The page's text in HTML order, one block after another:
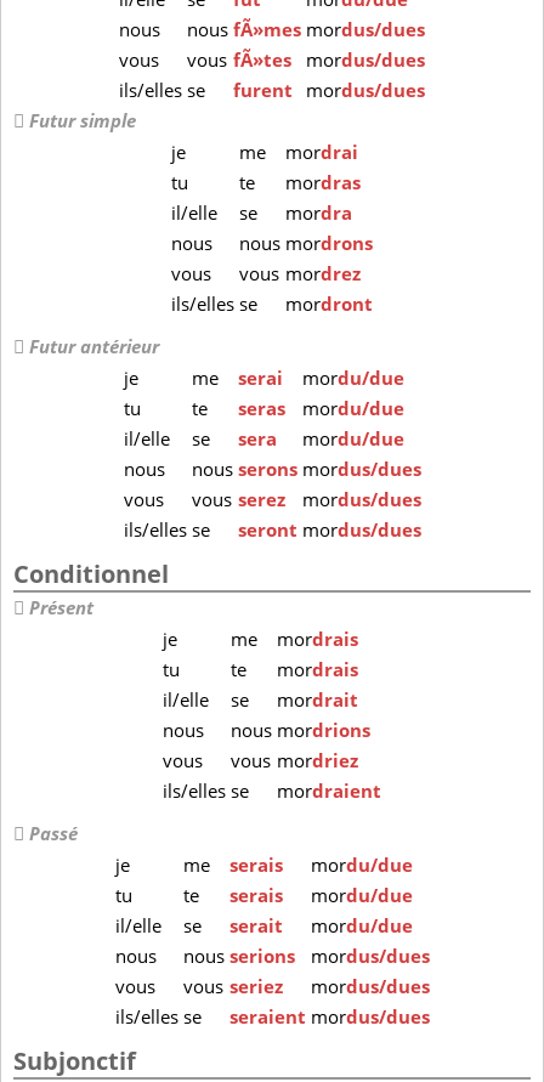
nous
nousfÃ»mes mordus/dues
vous
vous fÃ»tes mordus/dues
ils/ellesse furent mordus/dues
Futur simple
je
me mordrai
tu
te mordras
il/elle
se mordra
nous
nous mordrons
vous
vous mordrez
ils/ellesse mordront
Futur antérieur
je
me serai mordu/due
tu
te seras mordu/due
il/elle
se sera mordu/due
nous
nous serons mordus/dues
vous
vous serez mordus/dues
ils/elles se seront mordus/dues
Conditionnel
Présent
je
me mordrais
tu
te mordrais
il/elle
se mordrait
nous
nous mordrions
vous
vous mordriez
ils/ellesse mordraient
Passé
je
me serais mordu/due
tu
te serais mordu/due
il/elle
se serait mordu/due
nous
nous serions mordus/dues
vous
vous seriez mordus/dues
ils/elles se seraient mordus/dues
Subjonctif